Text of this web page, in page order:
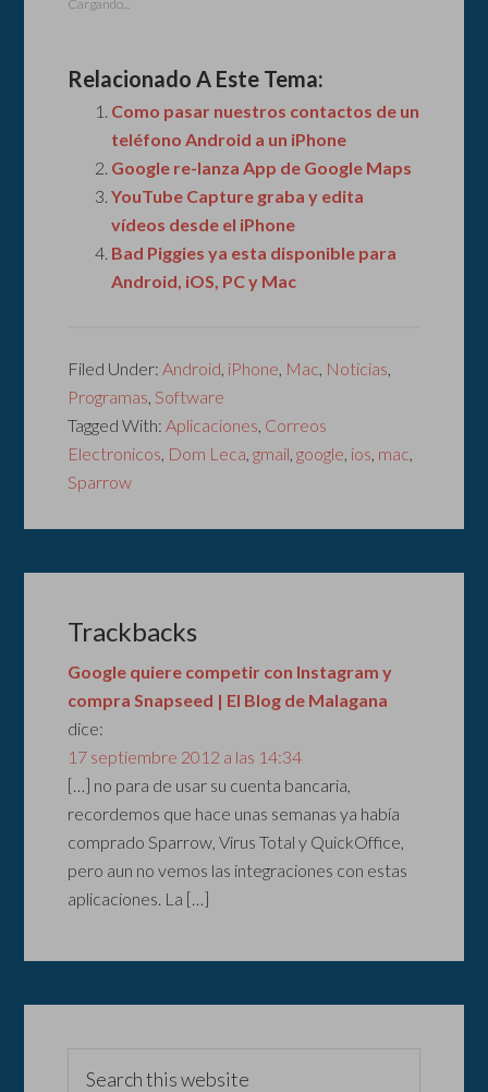
Cargando...
Relacionado A Este Tema:
Como pasar nuestros contactos de un
teléfono Android a un iPhone
Google re-lanza App de Google Maps
YouTube Capture graba y edita
vídeos desde el iPhone
Bad Piggies ya esta disponible para
Android, iOS, PC y Mac
Filed Under:Android, iPhone, Mac, Noticias,
Programas, Software
Tagged With:Aplicaciones, Correos
Electronicos, Dom Leca,gmail,google, ios, mac,
Sparrow
Trackbacks
Google quiere competir con Instagram y
compra Snapseed | El Blog de Malagana
dice:
17 septiembre 2012 a las 14:34
[…] no para de usar su cuenta bancaria,
recordemos que hace unas semanas ya había
comprado Sparrow, Virus Total y QuickOffice,
pero aun no vemos las integraciones con estas
aplicaciones. La […]